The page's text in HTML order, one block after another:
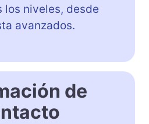
los niveles, desde
avanzados.
de